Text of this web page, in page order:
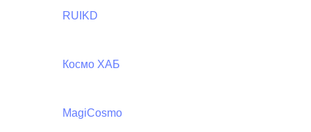
RUIKD
Космо ХАБ
MagiCosmo